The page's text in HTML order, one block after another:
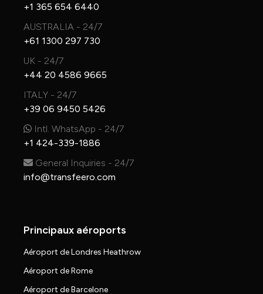
+1 365 654 6440
AUSTRALIA - 24/7
+61 1300 297 730
UK - 24/7
+44 20 4586 9665
ITALY - 24/7
+39 06 9450 5426
Intl. WhatsApp - 24/7
+1 424-339-1886
General Inquiries - 24/7
info@transfeero.com
Principaux aéroports
Aéroport de Londres Heathrow
Aéroport de Rome
Aéroport de Barcelone